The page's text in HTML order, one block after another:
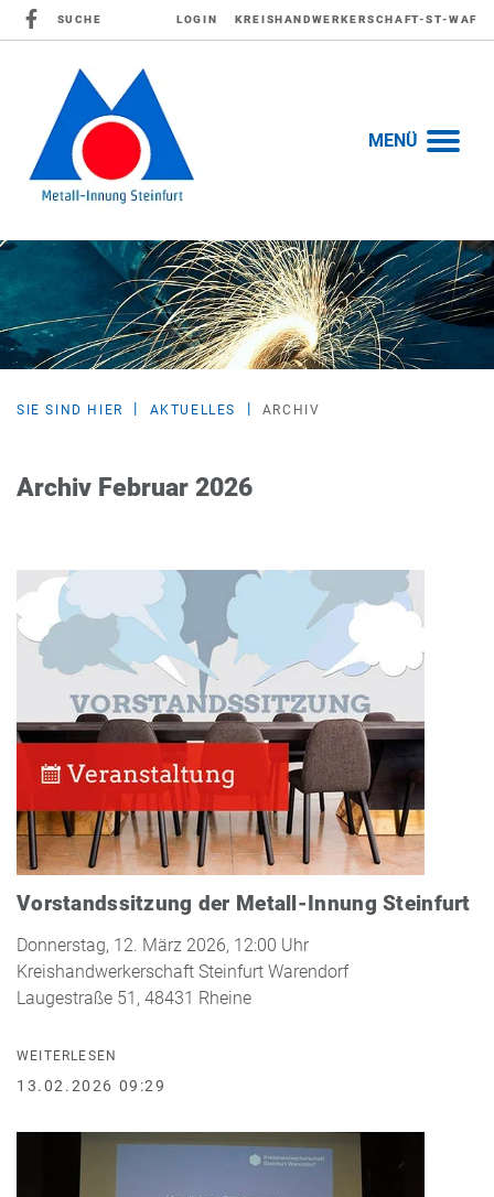
SUCHE LOGIN KREISHANDWERKERSCHAFT-ST-WAF
MENÜ
SIE SIND HIER AKTUELLES ARCHIV
Archiv Februar 2026
Vorstandssitzung der Metall-Innung Steinfurt
Donnerstag, 12. März 2026, 12:00 Uhr
Kreishandwerkerschaft Steinfurt Warendorf
Laugestraße 51, 48431 Rheine
WEITERLESEN
13.02.2026 09:29